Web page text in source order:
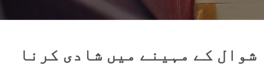
شوال کے مہینے میں شادی کرنا